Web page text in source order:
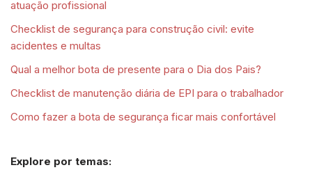
atuação profissional
Checklist de segurança para construção civil: evite
acidentes e multas
Qual a melhor bota de presente para o Dia dos Pais?
Checklist de manutenção diária de EPI para o trabalhador
Como fazer a bota de segurança ficar mais confortável
Explore por temas: